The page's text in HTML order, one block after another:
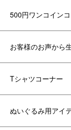
500円ワンコイン
お客様のお声から
Tシャツコーナー
ぬいぐるみ用アイ